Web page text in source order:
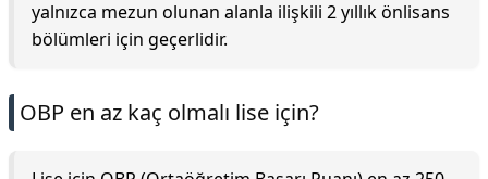
yalnızca mezun olunan alanla ilişkili 2 yıllık önlisans
bölümleri için geçerlidir.
OBP en az kaç olmalı lise için?